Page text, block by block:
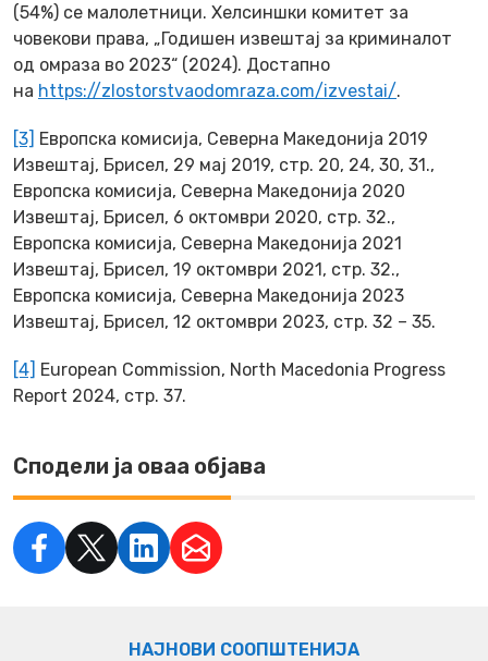
(54%) се малолетници. Хелсиншки комитет за
човекови права, „Годишен извештај за криминалот
од омраза во 2023“ (2024). Достапно
на https://zlostorstvaodomraza.com/izvestai/.
[3] Европска комисија, Северна Македонија 2019
Извештај, Брисел, 29 мај 2019, стр. 20, 24, 30, 31.,
Европска комисија, Северна Македонија 2020
Извештај, Брисел, 6 октомври 2020, стр. 32.,
Европска комисија, Северна Македонија 2021
Извештај, Брисел, 19 октомври 2021, стр. 32.,
Европска комисија, Северна Македонија 2023
Извештај, Брисел, 12 октомври 2023, стр. 32 – 35.
[4] European Commission, North Macedonia Progress
Report 2024, стр. 37.
Сподели ја оваа објава
НАЈНОВИ СООПШТЕНИЈА